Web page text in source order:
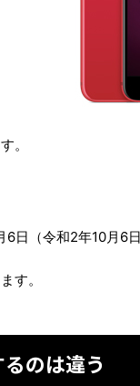
。
日（令和2年10月6日
す。
のは違う